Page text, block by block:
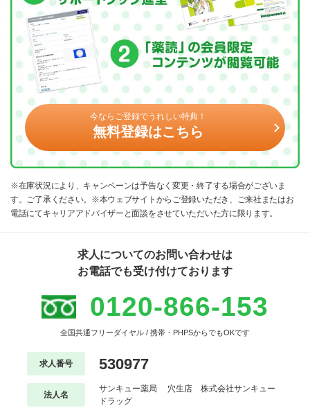
今ならご登録でうれしい特典！
無料登録はこちら
※在庫状況により、キャンペーンは予告なく変更・終了する場合がございま
す。ご了承ください。※本ウェブサイトからご登録いただき、ご来社またはお
電話にてキャリアアドバイザーと面談をさせていただいた方に限ります。
求人についてのお問い合わせは
お電話でも受け付けております
0120-866-153
全国共通フリーダイヤル / 携帯・PHPSからでもOKです
求人番号 530977
法人名
サンキュー薬局 穴生店 株式会社サンキュー
ドラッグ